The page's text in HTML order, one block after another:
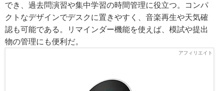
でき、過去問演習や集中学習の時間管理に役立つ。コンパ
クトなデザインでデスクに置きやすく、音楽再生や天気確
認も可能である。リマインダー機能を使えば、模試や提出
物の管理にも便利だ。